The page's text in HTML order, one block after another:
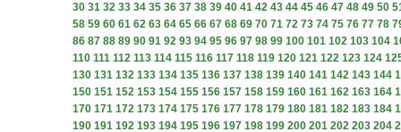
30 31 32 33 34 35 36 37 38 39 40 41 42 43 44 45 46 47 48 49 50
58 59 60 61 62 63 64 65 66 67 68 69 70 71 72 73 74 75 76 77 78
86 87 88 89 90 91 92 93 94 95 96 97 98 99 100 101 102 103 104
110 111 112 113 114 115 116 117 118 119 120 121 122 123 124
130 131 132 133 134 135 136 137 138 139 140 141 142 143 144
150 151 152 153 154 155 156 157 158 159 160 161 162 163 164
170 171 172 173 174 175 176 177 178 179 180 181 182 183 184
190 191 192 193 194 195 196 197 198 199 200 201 202 203 204